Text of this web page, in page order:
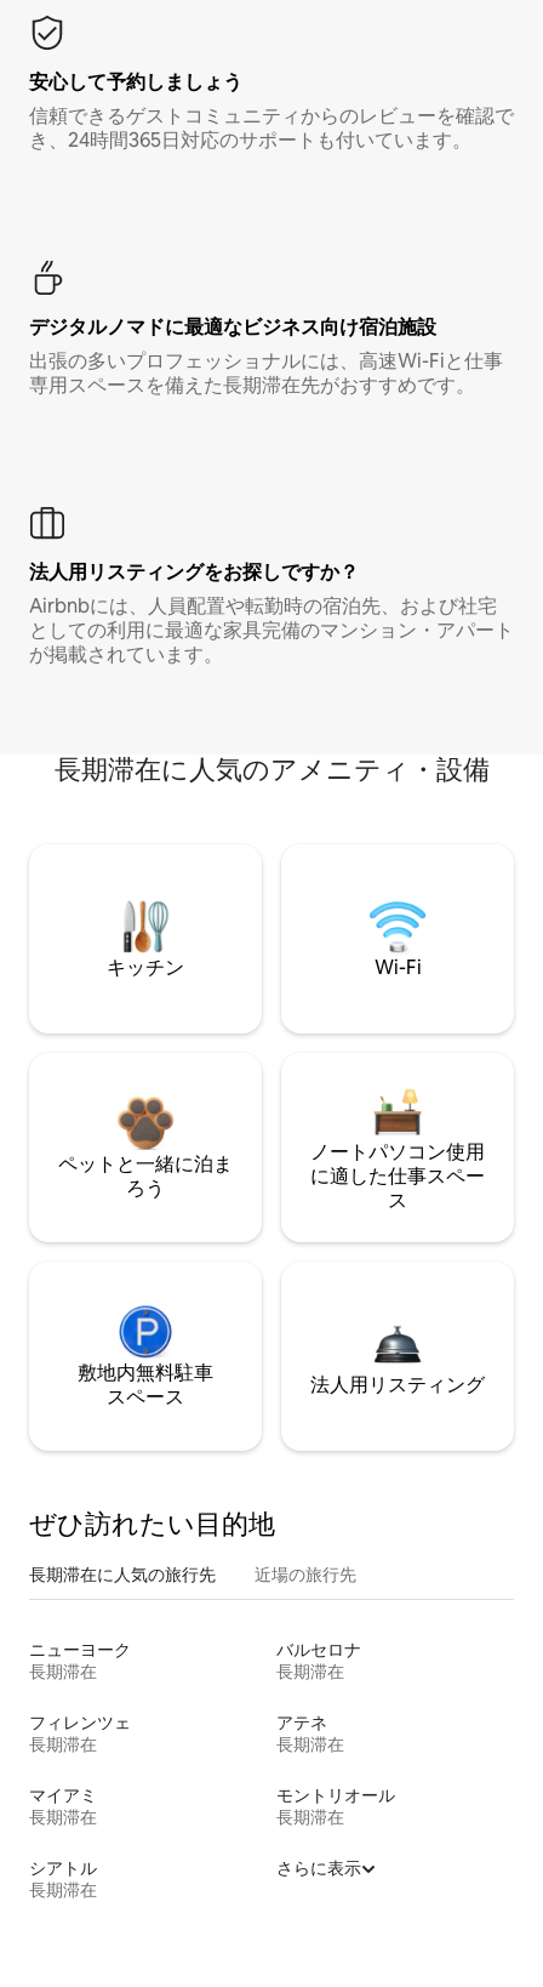
安心して予約しましょう
信頼できるゲストコミュニティからのレビューを確認で
き、24時間365日対応のサポートも付いています。
デジタルノマド⁠に最⁠適⁠なビ⁠ジ⁠ネ⁠ス⁠向⁠け宿⁠泊⁠施⁠設
出張の多いプロフェッショナルには、高速Wi-Fiと仕事
専用スペースを備えた長期滞在先がおすすめです。
法人用リスティングをお探しですか？
Airbnbには、人員配置や転勤時の宿泊先、および社宅
としての利用に最適な家具完備のマンション・アパート
が掲載されています。
長期滞在に人気のアメニティ・設備
キッチン Wi-Fi
ペットと一緒に泊ま
ろう
ノートパソコン使用
に適した仕事スペー
ス
敷地内無料駐⁠車
ス⁠ペ⁠ー⁠ス
法人用リスティング
ぜひ訪⁠れ⁠た⁠い目⁠的⁠地
長期滞在に人気の旅行先 近場の旅行先
ニューヨーク
長期滞在
バルセロナ
長期滞在
フィレンツェ
長期滞在
アテネ
長期滞在
マイアミ
長期滞在
モントリオール
長期滞在
シアトル
長期滞在
さらに表示